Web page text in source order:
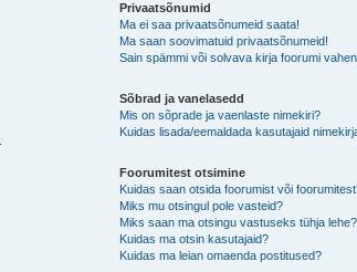
Privaatsõnumid
Ma ei saa privaatsõnumeid saata!
Ma saan soovimatuid privaatsõnumeid!
Sain spämmi või solvava kirja foorumi
Sõbrad ja vanelasedd
Mis on sõprade ja vaenlaste nimekiri?
Kuidas lisada/eemaldada kasutajaid
Foorumitest otsimine
Kuidas saan otsida foorumist või
Miks mu otsingul pole vasteid?
Miks saan ma otsingu vastuseks tühja lehe?
Kuidas ma otsin kasutajaid?
Kuidas ma leian omaenda postitused?